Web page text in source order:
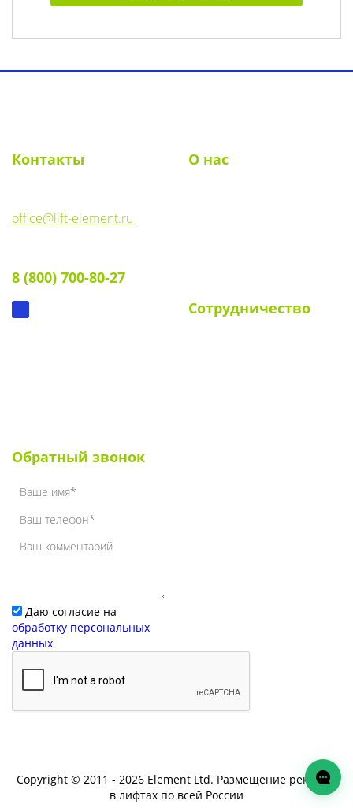
Контакты
office@lift-element.ru
8 (800) 700-80-27
О нас
Сотрудничество
Обратный звонок
Даю согласие на
обработку персональных
данных
Copyright © 2011 - 2026 Element Ltd. Размещение рекламы
в лифтах по всей России